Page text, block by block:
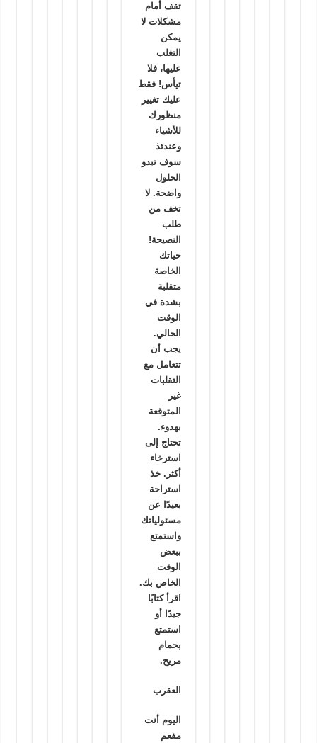
تقف أمام
مشكلات لا
يمكن
التغلب
عليها، فلا
تيأس! فقط
عليك تغيير
منظورك
للأشياء
وعندئذ
سوف تبدو
الحلول
واضحة. لا
تخف من
طلب
النصيحة!
حياتك
الخاصة
متقلبة
بشدة في
الوقت
الحالي.
يجب أن
تتعامل مع
التقلبات
غير
المتوقعة
بهدوء.
تحتاج إلى
استرخاء
أكثر. خذ
استراحة
بعيدًا عن
مسئولياتك
واستمتع
ببعض
الوقت
الخاص بك.
اقرأ كتابًا
جيدًا أو
استمتع
بحمام
مريح.
العقرب
اليوم أنت
مفعم